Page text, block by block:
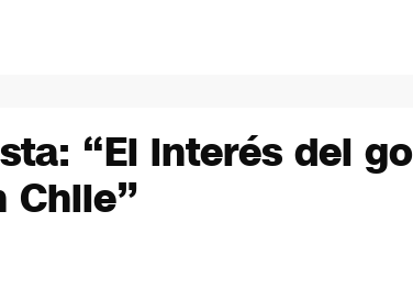
“El interés del
Chile”